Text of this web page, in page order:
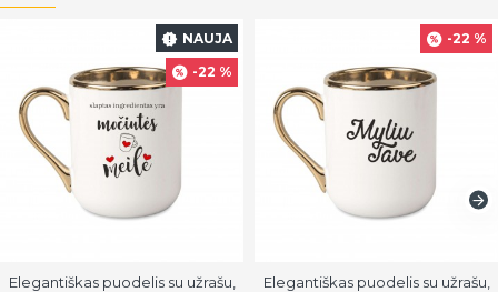
NAUJA
-22 %
Elegantiškas puodelis su užrašu,
-22 %
Elegantiškas puodelis su užrašu,